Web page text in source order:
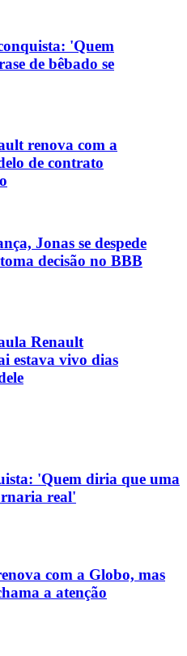
'Quem
de bêbado se
renova com a
de contrato
Jonas se despede
decisão no BBB
Renault
estava vivo dias
'Quem diria que uma
real'
com a Globo, mas
a atenção